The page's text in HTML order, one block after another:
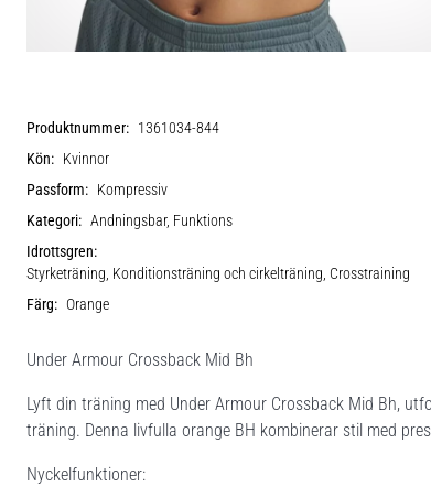
Produktnummer: 1361034-844
Kön: Kvinnor
Passform: Kompressiv
Kategori: Andningsbar, Funktions
Idrottsgren:
Styrketräning, Konditionsträning och cirkelträning, Crosstraining
Färg: Orange
Under Armour Crossback Mid Bh
Lyft din träning med Under Armour Crossback Mid Bh,
träning. Denna livfulla orange BH kombinerar stil med
Nyckelfunktioner: